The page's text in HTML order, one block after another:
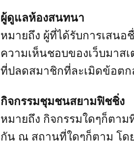
ผู้ดูแลห้องสนทนา
หมายถึง ผู้ที่ได้รับการเสน
ความเห็นชอบของเว็บมา
ที่ปลดสมาชิกที่ละเมิดข้อต
กิจกรรมชุมชนสยามฟิชชิ่ง
หมายถึง กิจกรรมใดๆก็ตา
กัน ณ สถานที่ใดๆก็ตาม โด